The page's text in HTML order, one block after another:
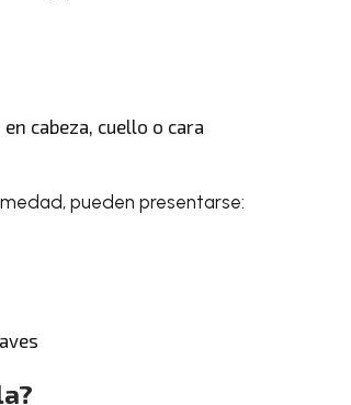
cabeza, cuello o cara
pueden presentarse: